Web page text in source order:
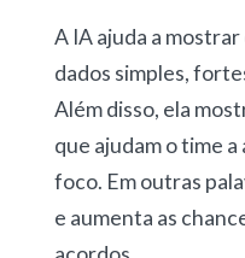
A IA ajuda a
dados simples,
Além disso, ela
que ajudam o time
foco. Em outras
e aumenta as